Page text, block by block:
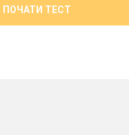
ПОЧАТИ ТЕСТ